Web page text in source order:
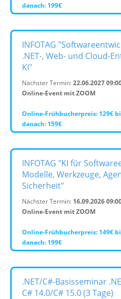
danach: 199€
INFOTAG
.NET-, Web- und Cloud-
KI"
Nächster Termin:22.06.2027
Online-Event mit ZOOM
Online-Frühbucherpreis: 129€
danach: 159€
INFOTAG "KI für
Modelle, Werkzeuge,
Sicherheit"
Nächster Termin: 16.09.2026
Online-Event mit ZOOM
Online-Frühbucherpreis: 149€
danach: 199€
.NET/C#-Basisseminar
C# 14.0/C# 15.0 (3 Tage)